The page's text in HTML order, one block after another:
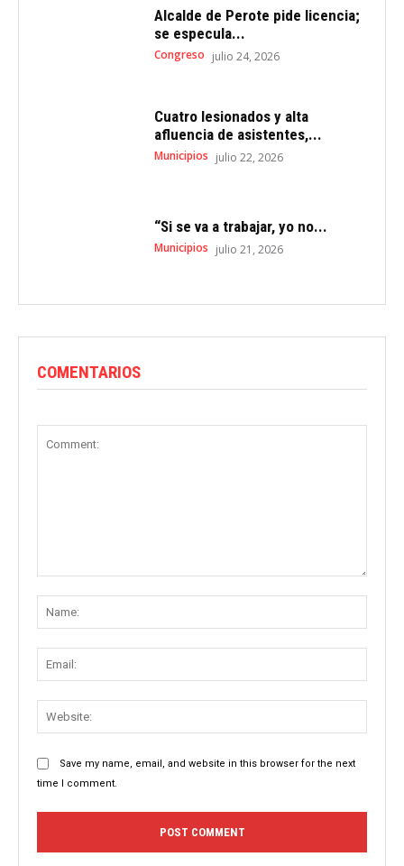
Alcalde de Perote pide licencia;
se especula...
Congreso julio 24, 2026
Cuatro lesionados y alta
afluencia de asistentes,...
Municipios julio 22, 2026
“Si se va a trabajar, yo no...
Municipios julio 21, 2026
COMENTARIOS
Save my name, email, and website in this browser for the next
time I comment.